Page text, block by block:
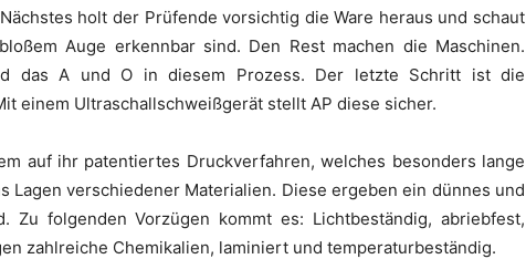
holt der Prüfende vorsichtig die Ware heraus und schaut
Auge erkennbar sind. Den Rest machen die Maschinen.
das A und O in diesem Prozess. Der letzte Schritt ist die
einem Ultraschallschweißgerät stellt AP diese sicher.
auf ihr patentiertes Druckverfahren, welches besonders lange
Lagen verschiedener Materialien. Diese ergeben ein dünnes und
Zu folgenden Vorzügen kommt es: Lichtbeständig, abriebfest,
zahlreiche Chemikalien, laminiert und temperaturbeständig.